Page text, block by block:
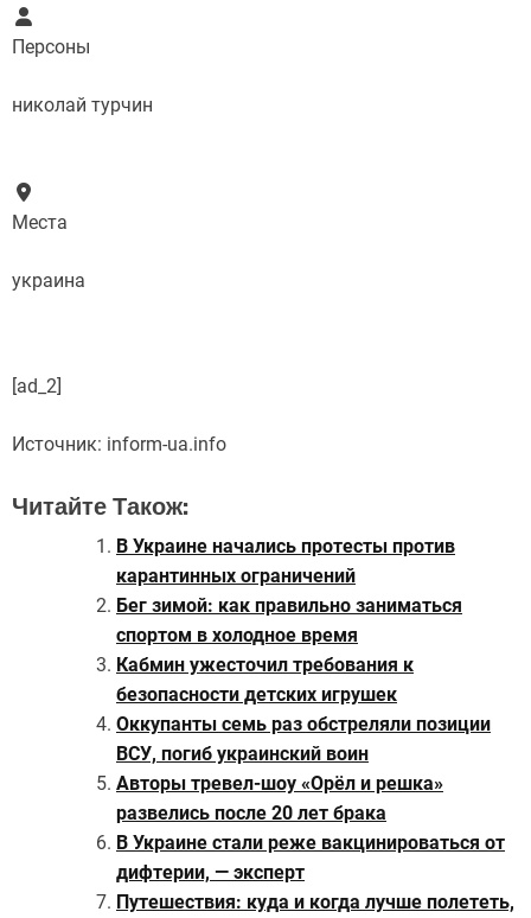
Персоны
николай турчин
Места
украина
[ad_2]
Источник: inform-ua.info
Читайте Також:
В Украине начались протесты против
карантинных ограничений
Бег зимой: как правильно заниматься
спортом в холодное время
Кабмин ужесточил требования к
безопасности детских игрушек
Оккупанты семь раз обстреляли позиции
ВСУ, погиб украинский воин
Авторы тревел-шоу «Орёл и решка»
развелись после 20 лет брака
В Украине стали реже вакцинироваться от
дифтерии, — эксперт
Путешествия: куда и когда лучше полететь,